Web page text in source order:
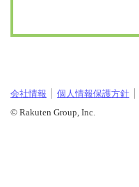
会社情報 個人情報保護方針
© Rakuten Group, Inc.